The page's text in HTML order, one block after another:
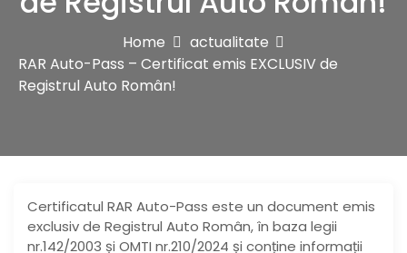
Home
actualitate
RAR Auto-Pass – Certificat emis EXCLUSIV de
Registrul Auto Român!
Certificatul RAR Auto-Pass este un document emis
exclusiv de Registrul Auto Român, în baza legii
nr.142/2003 și OMTI nr.210/2024 și conține informații